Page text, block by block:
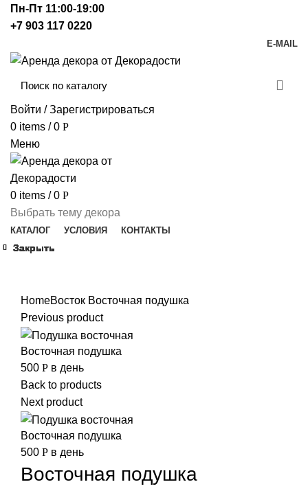
Пн-Пт 11:00-19:00
+7 903 117 0220
E-MAIL
Войти / Зарегистрироваться
0 items / 0 Р
Меню
0 items / 0 Р
Выбрать тему декора
КАТАЛОГ УСЛОВИЯ КОНТАКТЫ
HomeВосток Восточная подушка
Previous product
Восточная подушка
500 Р в день
Back to products
Next product
Восточная подушка
500 Р в день
Восточная подушка
Закрыть
Закрыть
Закрыть
Закрыть
Закрыть
Закрыть
Закрыть
Закрыть